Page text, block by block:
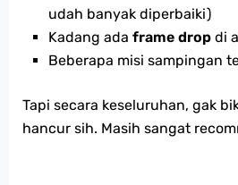
udah banyak diperbaiki)
Kadang adaframe drop di
Beberapa misi sampingan
Tapi secara keseluruhan, gak
hancur sih. Masih sangat